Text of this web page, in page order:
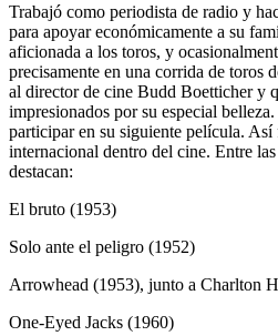
Trabajó como periodista de radio y
para apoyar económicamente a su
aficionada a los toros, y
precisamente en una corrida de toros
al director de cine Budd Boetticher y
impresionados por su especial
participar en su siguiente película. Así
internacional dentro del cine. Entre
destacan:
El bruto (1953)
Solo ante el peligro (1952)
Arrowhead (1953), junto a Charlton
One-Eyed Jacks (1960)